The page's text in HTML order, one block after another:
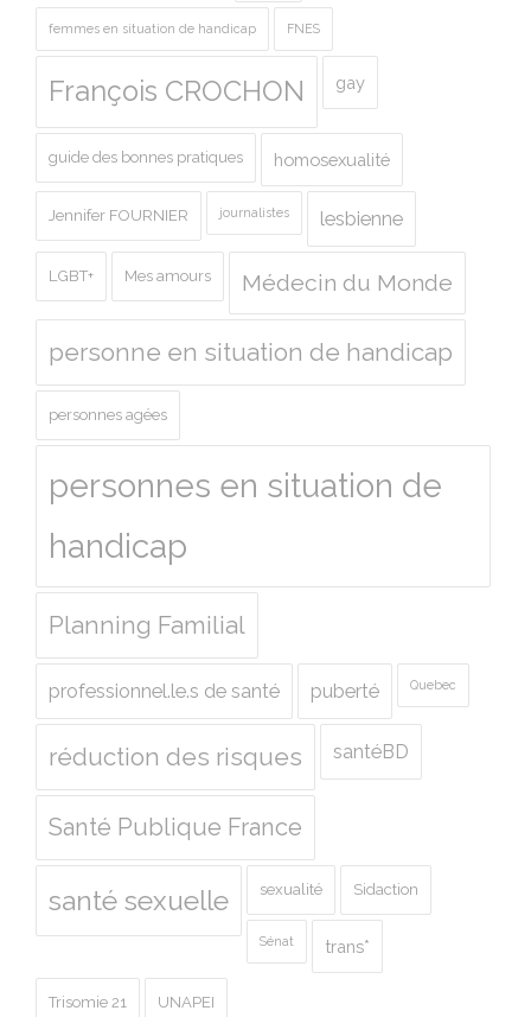
femmes en situation de handicap FNES
François CROCHON gay
guide des bonnes pratiques homosexualité
Jennifer FOURNIER journalistes lesbienne
LGBT+ Mes amours Médecin du Monde
personne en situation de handicap
personnes agées
personnes en situation de
handicap
Planning Familial
professionnel.le.s de santé puberté Quebec
réduction des risques santéBD
Santé Publique France
santé sexuelle sexualité Sidaction
Sénat trans*
Trisomie 21 UNAPEI